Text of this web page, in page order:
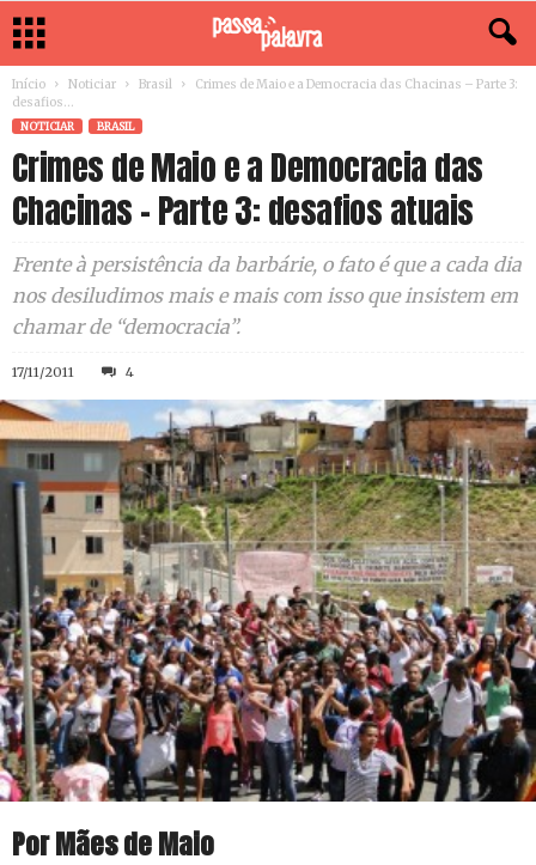
Início Noticiar Brasil
Crimes de Maio e a Democracia das Chacinas – Parte 3:
desafios...
NOTICIAR BRASIL
Crimes de Maio e a Democracia das
Chacinas – Parte 3: desafios atuais
Frente à persistência da barbárie, o fato é que a cada dia
nos desiludimos mais e mais com isso que insistem em
chamar de “democracia”.
17/11/2011 4
Por Mães de Maio